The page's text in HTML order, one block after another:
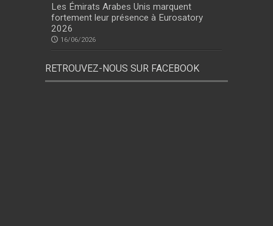
Les Émirats Arabes Unis marquent
fortement leur présence à Eurosatory
2026
16/06/2026
RETROUVEZ-NOUS SUR FACEBOOK